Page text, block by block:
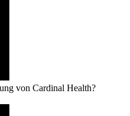
von Cardinal Health?